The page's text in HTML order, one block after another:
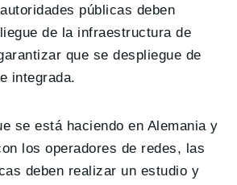
públicas deben
de la infraestructura de
que se despliegue de
integrada.
se está haciendo en Alemania y
los operadores de redes, las
deben realizar un estudio y